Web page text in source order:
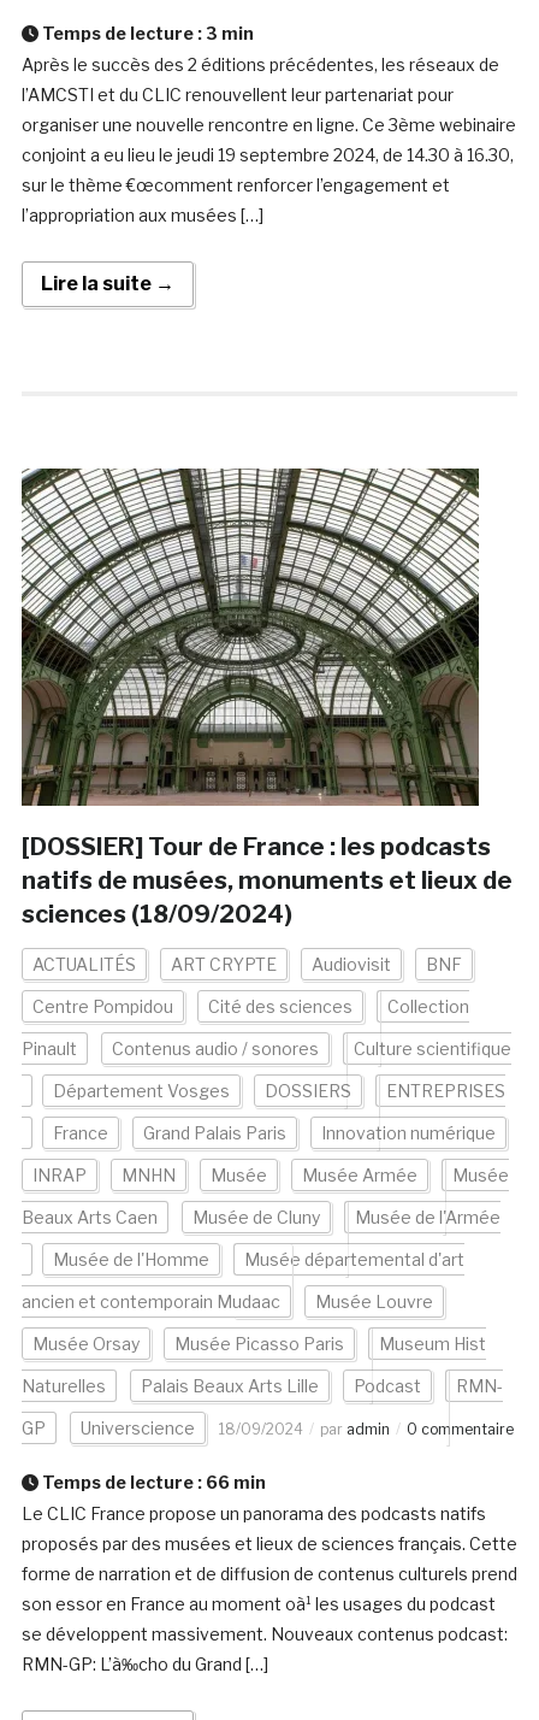
Temps de lecture : 3 min
Après le succès des 2 éditions précédentes, les réseaux de
l’AMCSTI et du CLIC renouvellent leur partenariat pour
organiser une nouvelle rencontre en ligne. Ce 3ème webinaire
conjoint a eu lieu le jeudi 19 septembre 2024, de 14.30 à 16.30,
sur le thème €œcomment renforcer l’engagement et
l’appropriation aux musées […]
Lire la suite →
[DOSSIER] Tour de France : les podcasts
natifs de musées, monuments et lieux de
sciences (18/09/2024)
ACTUALITÉS ART CRYPTE Audiovisit BNF
Centre Pompidou Cité des sciences Collection
Pinault Contenus audio / sonores Culture scientifique
Département Vosges DOSSIERS ENTREPRISES
France Grand Palais Paris Innovation numérique
INRAP MNHN Musée Musée Armée Musée
Beaux Arts Caen Musée de Cluny Musée de l'Armée
Musée de l'Homme Musée départemental d'art
ancien et contemporain Mudaac Musée Louvre
Musée Orsay Musée Picasso Paris Museum Hist
Naturelles Palais Beaux Arts Lille Podcast RMN-
GP Universcience 18/09/2024 par admin 0 commentaire
Temps de lecture : 66 min
Le CLIC France propose un panorama des podcasts natifs
proposés par des musées et lieux de sciences français. Cette
forme de narration et de diffusion de contenus culturels prend
son essor en France au moment oà¹ les usages du podcast
se développent massivement. Nouveaux contenus podcast:
RMN-GP: L’à‰cho du Grand […]